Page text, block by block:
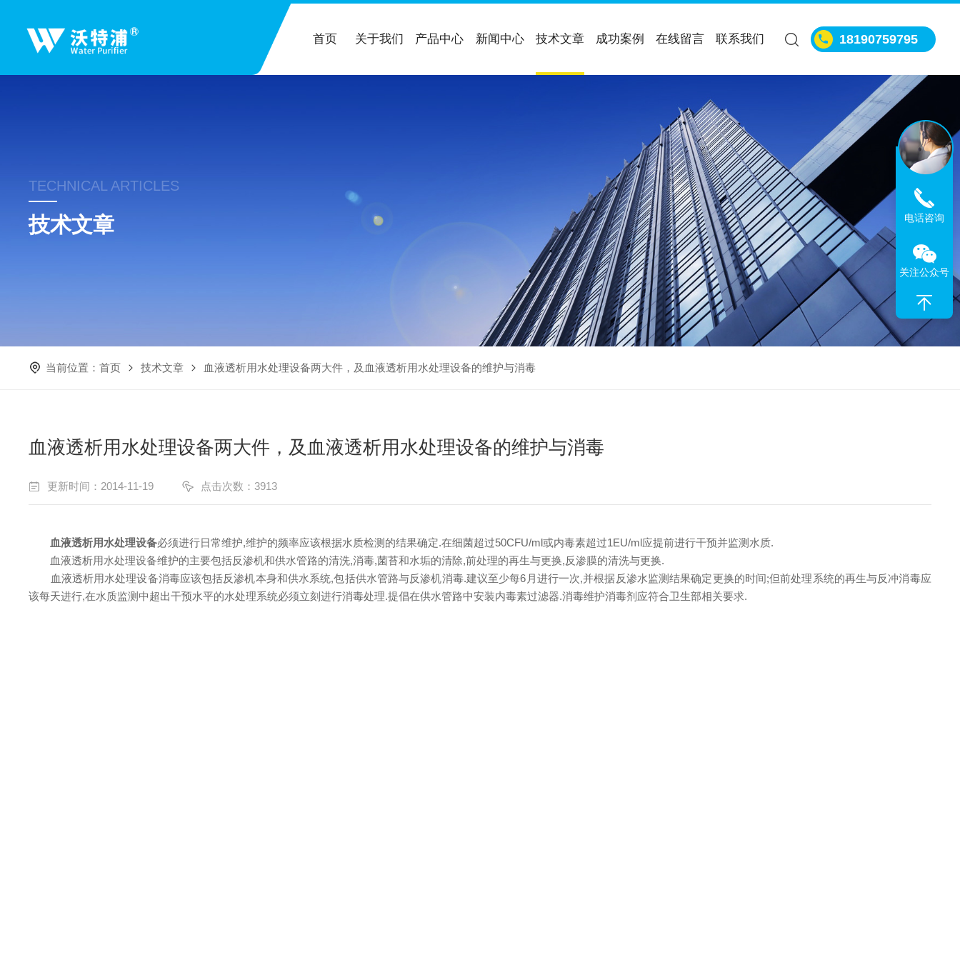
18190759795
首页 关于我们 产品中心 新闻中心 技术文章 成功案例 在线留言 联系我们
TECHNICAL ARTICLES
技术文章
当前位置：首页 技术文章 血液透析用水处理设备两大件，及血液透析用水处理设备的维护与消毒
血液透析用水处理设备两大件，及血液透析用水处理设备的维护与消毒
更新时间：2014-11-19 点击次数：3913
血液透析用水处理设备必须进行日常维护,维护的频率应该根据水质检测的结果确定.在细菌超过50CFU/ml或内毒素超过1EU/ml应提前进行干预并监测水质.
血液透析用水处理设备维护的主要包括反渗机和供水管路的清洗,消毒,菌苔和水垢的清除,前处理的再生与更换,反渗膜的清洗与更换.
血液透析用水处理设备消毒应该包括反渗机本身和供水系统,包括供水管路与反渗机消毒.建议至少每6月进行一次,并根据反渗水监测结果确定更换的时间;但前处理系统的再生与反冲消毒应
该每天进行,在水质监测中超出干预水平的水处理系统必须立刻进行消毒处理.提倡在供水管路中安装内毒素过滤器.消毒维护消毒剂应符合卫生部相关要求.
电话咨询
关注公众号